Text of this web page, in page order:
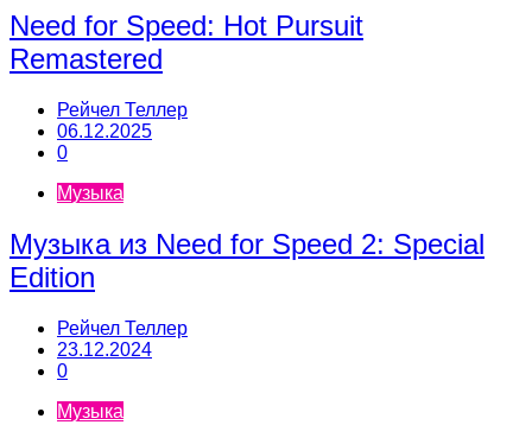
Need for Speed: Hot Pursuit
Remastered
Рейчел Теллер
06.12.2025
0
Музыка
Музыка из Need for Speed 2: Special
Edition
Рейчел Теллер
23.12.2024
0
Музыка